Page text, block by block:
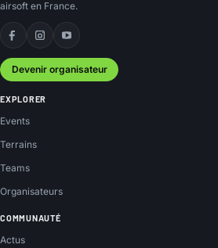
airsoft en France.
Facebook
Instagram
YouTube
Devenir organisateur
EXPLORER
Events
Terrains
Teams
Organisateurs
COMMUNAUTÉ
Actus